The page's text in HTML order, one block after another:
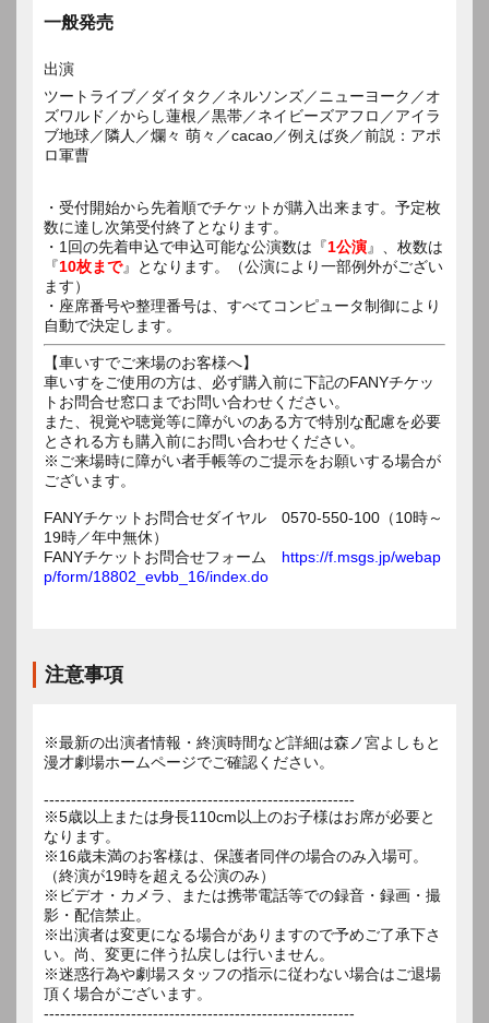
一般発売
出演
ツートライブ／ダイタク／ネルソンズ／ニューヨーク／オ
ズワルド／からし蓮根／黒帯／ネイビーズアフロ／アイラ
ブ地球／隣人／爛々 萌々／cacao／例えば炎／前説：アポ
ロ軍曹
・受付開始から先着順でチケットが購入出来ます。予定枚
数に達し次第受付終了となります。
・1回の先着申込で申込可能な公演数は『1公演』、枚数は
『10枚まで』となります。（公演により一部例外がござい
ます）
・座席番号や整理番号は、すべてコンピュータ制御により
自動で決定します。
【車いすでご来場のお客様へ】
車いすをご使用の方は、必ず購入前に下記のFANYチケッ
トお問合せ窓口までお問い合わせください。
また、視覚や聴覚等に障がいのある方で特別な配慮を必要
とされる方も購入前にお問い合わせください。
※ご来場時に障がい者手帳等のご提示をお願いする場合が
ございます。
FANYチケットお問合せダイヤル 0570-550-100（10時～
19時／年中無休）
FANYチケットお問合せフォーム https://f.msgs.jp/webap
p/form/18802_evbb_16/index.do
注意事項
※最新の出演者情報・終演時間など詳細は森ノ宮よしもと
漫才劇場ホームページでご確認ください。
---------------------------------------------------------
※5歳以上または身長110cm以上のお子様はお席が必要と
なります。
※16歳未満のお客様は、保護者同伴の場合のみ入場可。
（終演が19時を超える公演のみ）
※ビデオ・カメラ、または携帯電話等での録音・録画・撮
影・配信禁止。
※出演者は変更になる場合がありますので予めご了承下さ
い。尚、変更に伴う払戻しは行いません。
※迷惑行為や劇場スタッフの指示に従わない場合はご退場
頂く場合がございます。
---------------------------------------------------------